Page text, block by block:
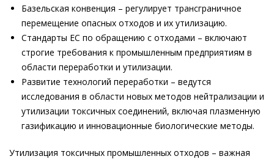
Базельская конвенция – регулирует трансграничное
перемещение опасных отходов и их утилизацию.
Стандарты ЕС по обращению с отходами – включают
строгие требования к промышленным предприятиям в
области переработки и утилизации.
Развитие технологий переработки – ведутся
исследования в области новых методов нейтрализации и
утилизации токсичных соединений, включая плазменную
газификацию и инновационные биологические методы.
Утилизация токсичных промышленных отходов – важная